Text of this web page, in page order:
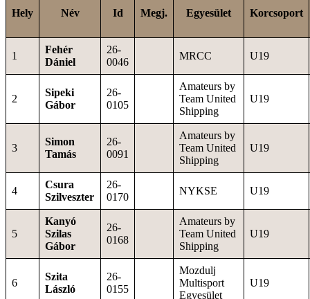
Hely Név Id Megj. Egyesület Korcsoport
1
Fehér
Dániel
26-
0046
MRCC U19
2
Sipeki
Gábor
26-
0105
Amateurs by
Team United
Shipping
U19
3
Simon
Tamás
26-
0091
Amateurs by
Team United
Shipping
U19
4
Csura
Szilveszter
26-
0170
NYKSE U19
5
Kanyó
Szilas
Gábor
26-
0168
Amateurs by
Team United
Shipping
U19
6
Szita
László
26-
0155
Mozdulj
Multisport
Egyesület
U19